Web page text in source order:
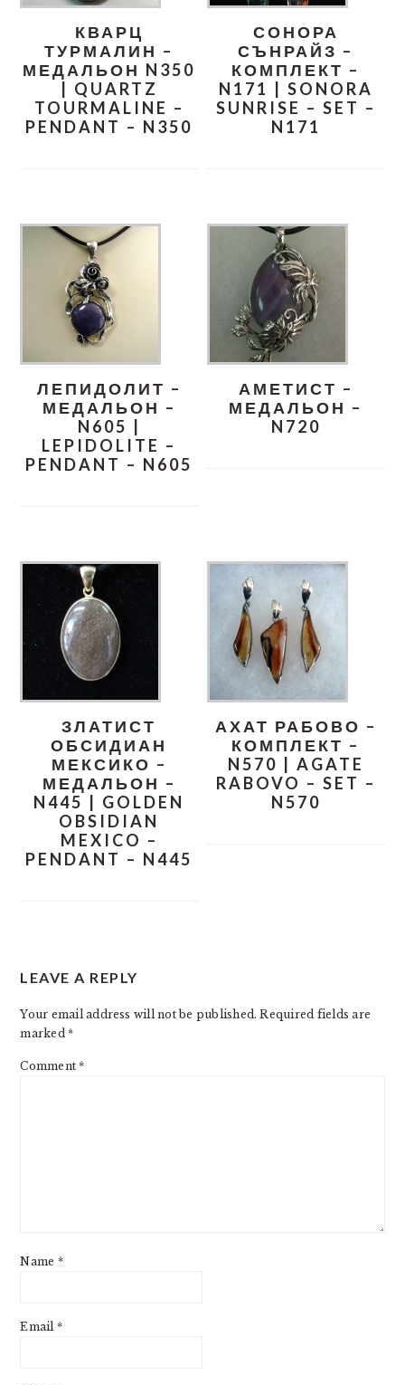
КВАРЦ
ТУРМАЛИН –
МЕДАЛЬОН N350
| QUARTZ
TOURMALINE –
PENDANT – N350
СОНОРА
СЪНРАЙЗ –
КОМПЛЕКТ –
N171 | SONORA
SUNRISE – SET –
N171
ЛЕПИДОЛИТ –
МЕДАЛЬОН –
N605 |
LEPIDOLITE –
PENDANT – N605
АМЕТИСТ –
МЕДАЛЬОН –
N720
ЗЛАТИСТ
ОБСИДИАН
МЕКСИКО –
МЕДАЛЬОН –
N445 | GOLDEN
OBSIDIAN
MEXICO –
PENDANT – N445
АХАТ РАБОВО –
КОМПЛЕКТ –
N570 | AGATE
RABOVO – SET –
N570
INTERACTIONS
LEAVE A REPLY
Your email address will not be published. Required fields are
marked*
Comment*
Name *
Email *